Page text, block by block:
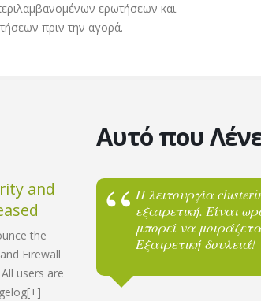
ερωτήσεων και
πριν την αγορά.
and
the
Firewall
users are
Warden Anti-spam
Virus Protection 6.02
Released
We are pleased to announce the
Warden Anti-spam and Virus
Αυτό που
Η λειτουργία
εξαιρετική. Είναι
μπορεί να
Εξαιρετική δουλειά!